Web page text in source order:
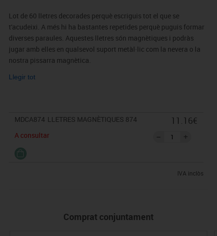
Lot de 60 lletres decorades perquè escriguis tot el que se
t'acudeixi. A més hi ha bastantes repetides perquè puguis formar
diverses paraules. Aquestes lletres són magnètiques i podràs
jugar amb elles en qualsevol suport metàl·lic com la nevera o la
nostra pissarra magnètica.
disseny molt actual i perfecte perquè no se't perdi cap.
Llegir tot
MDCA874 LLETRES MAGNÈTIQUES 874
A consultar
11.16€
IVA inclòs
Comprat conjuntament